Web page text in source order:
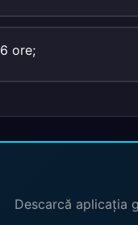
6 ore;
Descarcă aplicația